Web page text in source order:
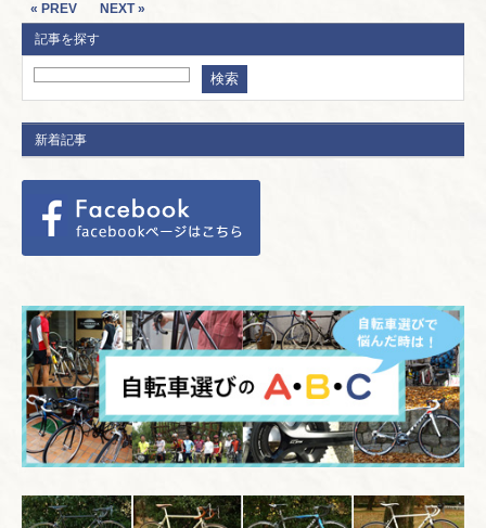
« PREV
NEXT »
記事を探す
新着記事